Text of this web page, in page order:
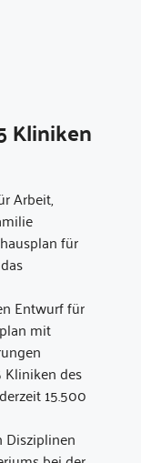
Kliniken
Arbeit,
für
Entwurf für
mit
Kliniken des
15.500
Disziplinen